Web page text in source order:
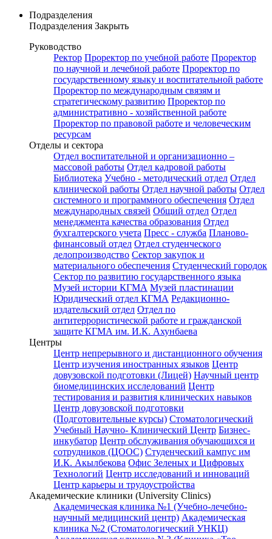
Подразделения
Подразделения Закрыть
Руководство
Ректор Проректор по учебной работе Проректор
по научной и лечебной работе Проректор по
государственному языку и воспитательной работе
Проректор по международным связям и
стратегическому развитию Проректор по
административно - хозяйственной работе
Проректор по правовой работе и человеческим
ресурсам
Отделы и сектора
Отдел воспитательной и организационно –
массовой работы Отдел кадровой работы
Библиотека Учебно - методический отдел Отдел
клинической работы Отдел научной работы Отдел
системного и программного обеспечения Отдел
международных связей Общий отдел Отдел
менеджмента качества образования Отдел
бухгалтерского учета Пресс - служба Планово-
финансовый отдел Отдел студенческого
делопроизводство Сектор закупок и
материального обеспечения Студенческий городок
Сектор по развитию государственного языка
Музей истории КГМА Музей пластинации
Юридический отдел КГМА Редакционно-
издательский отдел Отдел по
антитеррористической работе и гражданской
защите КГМА им. И.К. Ахунбаева
Центры
Центр непрерывного и дистанционного обучения
Центр изучения иностранных языков Центр
довузовской подготовки (Лицей) Научный центр
биомедицинских исследований Центр
тестирования и развития клинических навыков
Центр довузовской подготовки
(Подготовительные курсы) Стоматологический
Учебный Научно- Клинический Центр Бизнес-
инкубатор Центр обслуживания обучающихся и
сотрудников (ЦООС) Студенческий кампус им
И.К. Акылбекова Офис Зеленых и Цифровых
Технологий Центр исследований и инноваций
Центр карьеры и трудоустройства
Академические клиники (University Clinics)
Академическая клиника №1 (Учебно-лечебно-
научный медицинский центр) Академическая
клиника №2 (Стоматологический УНКЦ)